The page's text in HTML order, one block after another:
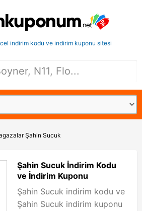
indirim kodu ve indirim kuponu sitesi
Şahin Sucuk
Şahin Sucuk İndirim Kodu
ve İndirim Kuponu
Şahin Sucuk indirim kodu ve
Şahin Sucuk indirim kuponu